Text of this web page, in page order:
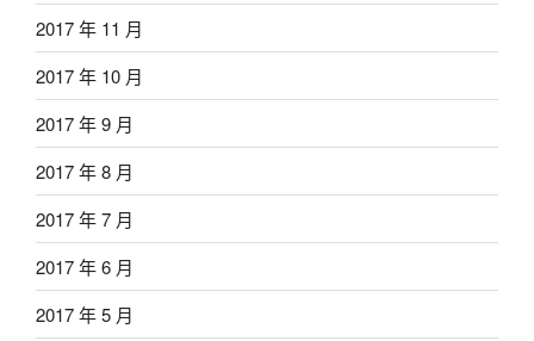
2017 年 11 月
2017 年 10 月
2017 年 9 月
2017 年 8 月
2017 年 7 月
2017 年 6 月
2017 年 5 月